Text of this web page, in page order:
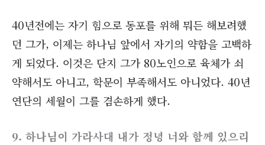
40년전에는 자기 힘으로 동포를 위해 뭐든 해보려했
던 그가, 이제는 하나님 앞에서 자기의 약함을 고백하
게 되었다. 이것은 단지 그가 80노인으로 육체가 쇠
약해서도 아니고, 학문이 부족해서도 아니었다. 40년
연단의 세월이 그를 겸손하게 했다.
9. 하나님이 가라사대 내가 정녕 너와 함께 있으리